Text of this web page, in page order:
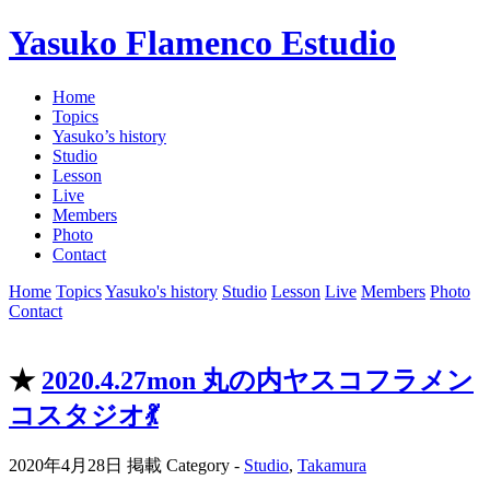
Yasuko Flamenco Estudio
Home
Topics
Yasuko’s history
Studio
Lesson
Live
Members
Photo
Contact
Home TopicsYasuko's history Studio Lesson Live Members Photo
Contact
★ 2020.4.27mon 丸の内ヤスコフラメン
コスタジオ💃
2020年4月28日 掲載 Category - Studio, Takamura